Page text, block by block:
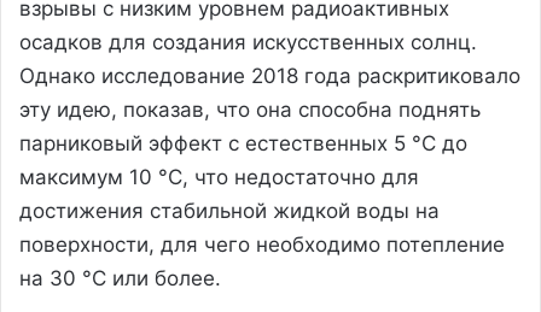
взрывы с низким уровнем радиоактивных
осадков для создания искусственных солнц.
Однако исследование 2018 года раскритиковало
эту идею, показав, что она способна поднять
парниковый эффект с естественных 5 °C до
максимум 10 °C, что недостаточно для
достижения стабильной жидкой воды на
поверхности, для чего необходимо потепление
на 30 °C или более.